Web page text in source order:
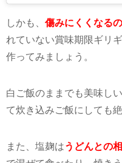
しかも、 傷みにくくなる
れていない賞味期限ギリ
作ってみましょう。
白ご飯のままでも美味し
て炊き込みご飯にしても絶
また、塩麹はうどんとの